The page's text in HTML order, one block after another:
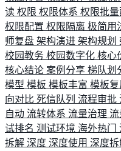
读 权限 权限体系 权限批量
权限配置 权限隔离 极简用
师复盘 架构演进 架构规划
校园教务 校园数字化 核心
核心结论 案例分享 梯队划
模型 模板 模板丰富 模板复
向对比 死信队列 流程审批
自动 流转体系 流量治理 流
试排名 测试环境 海外热门
拆解 深度 深度使用 深度拆